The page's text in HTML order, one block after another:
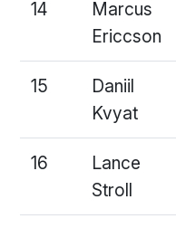
14
Marcus
Ericcson
15
Daniil
Kvyat
16
Lance
Stroll